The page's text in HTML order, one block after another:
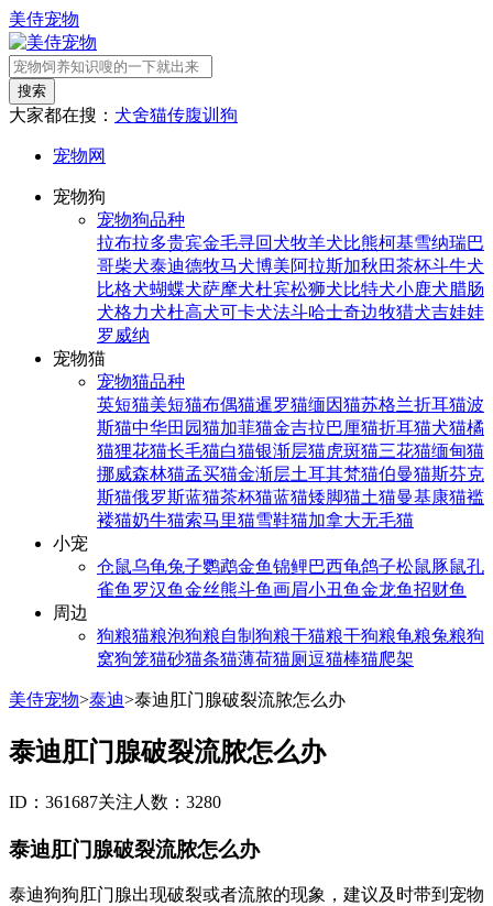
美侍宠物
搜索
大家都在搜： 犬舍猫传腹训狗
宠物网
宠物狗
宠物狗品种
拉布拉多贵宾金毛寻回犬牧羊犬比熊柯基雪纳瑞巴
哥柴犬泰迪德牧马犬博美阿拉斯加秋田茶杯斗牛犬
比格犬蝴蝶犬萨摩犬杜宾松狮犬比特犬小鹿犬腊肠
犬格力犬杜高犬可卡犬法斗哈士奇边牧猎犬吉娃娃
罗威纳
宠物猫
宠物猫品种
英短猫美短猫布偶猫暹罗猫缅因猫苏格兰折耳猫波
斯猫中华田园猫加菲猫金吉拉巴厘猫折耳猫犬猫橘
猫狸花猫长毛猫白猫银渐层猫虎斑猫三花猫缅甸猫
挪威森林猫孟买猫金渐层土耳其梵猫伯曼猫斯芬克
斯猫俄罗斯蓝猫茶杯猫蓝猫矮脚猫土猫曼基康猫褴
褛猫奶牛猫索马里猫雪鞋猫加拿大无毛猫
小宠
仓鼠乌龟兔子鹦鹉金鱼锦鲤巴西龟鸽子松鼠豚鼠孔
雀鱼 罗汉鱼金丝熊斗鱼画眉小丑鱼金龙鱼招财鱼
周边
狗粮猫粮泡狗粮自制狗粮干猫粮干狗粮龟粮兔粮狗
窝狗笼猫砂猫条猫薄荷猫厕逗猫棒猫爬架
美侍宠物>泰迪>泰迪肛门腺破裂流脓怎么办
泰迪肛门腺破裂流脓怎么办
ID：361687关注人数：3280
泰迪肛门腺破裂流脓怎么办
泰迪狗狗肛门腺出现破裂或者流脓的现象，建议及时带到宠物